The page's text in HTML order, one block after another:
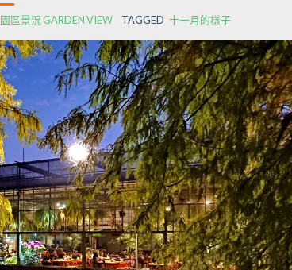
園區景況 GARDEN VIEW TAGGED 十一月的樣子